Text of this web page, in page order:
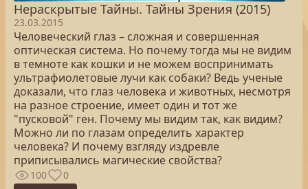
Нераскрытые Тайны. Тайны Зрения (2015)
23.03.2015
Человеческий глаз – сложная и совершенная
оптическая система. Но почему тогда мы не видим
в темноте как кошки и не можем воспринимать
ультрафиолетовые лучи как собаки? Ведь ученые
доказали, что глаз человека и животных, несмотря
на разное строение, имеет один и тот же
"пусковой" ген. Почему мы видим так, как видим?
Можно ли по глазам определить характер
человека? И почему взгляду издревле
приписывались магические свойства?
100 0